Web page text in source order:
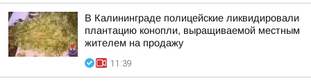
В Калининграде полицейские ликвидировали
плантацию конопли, выращиваемой местным
жителем на продажу
11:39